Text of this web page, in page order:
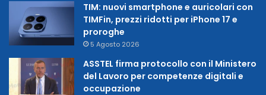
TIM: nuovi smartphone e auricolari con
TIMFin, prezzi ridotti per iPhone 17 e
proroghe
5 Agosto 2026
ASSTEL firma protocollo con il Ministero
del Lavoro per competenze digitali e
occupazione